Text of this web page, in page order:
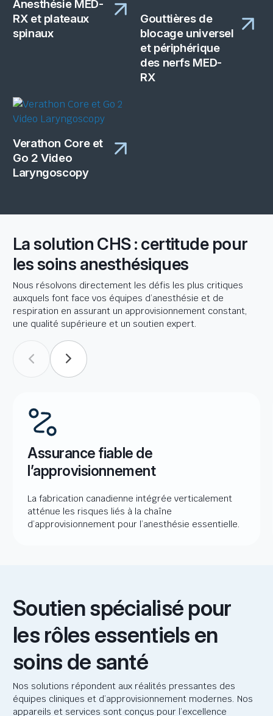
Anesthésie MED-
RX et plateaux
spinaux
Gouttières de
blocage universel
et périphérique
des nerfs MED-
RX
Verathon Core et
Go 2 Video
Laryngoscopy
La solution CHS : certitude pour
les soins anesthésiques
Nous résolvons directement les défis les plus critiques
auxquels font face vos équipes d’anesthésie et de
respiration en assurant un approvisionnement constant,
une qualité supérieure et un soutien expert.
Assurance fiable de
l’approvisionnement
La fabrication canadienne intégrée verticalement
atténue les risques liés à la chaîne
d’approvisionnement pour l’anesthésie essentielle.
Soutien spécialisé pour
les rôles essentiels en
soins de santé
Nos solutions répondent aux réalités pressantes des
équipes cliniques et d’approvisionnement modernes. Nos
appareils et services sont conçus pour l’excellence